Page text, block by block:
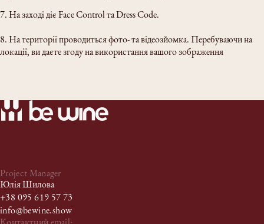
7. На заході діє Face Control та Dress Code.
8. На території проводиться фото- та відеозйомка. Перебуваючи на
локації, ви даєте згоду на використання вашого зображення
Project Manager
Юлія Шилова
+38 095 619 57 73
info@bewine.show